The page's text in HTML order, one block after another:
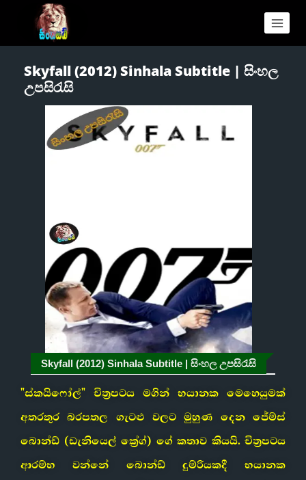
Skyfall (2012) Sinhala Subtitle | සිංහල
උපසිරැසි
Skyfall (2012) Sinhala Subtitle | සිංහල උපසිරැසි
"ස්කයිෆෝල්" චිත්‍රපටය මගින් භයානක මෙහෙයුමක්
අතරතුර බරපතල ගැටළු වලට මුහුණ දෙන ජේම්ස්
බොන්ඩ් (ඩැනියෙල් ක්‍රේග්) ගේ කතාව කියයි. චිත්‍රපටය
ආරම්භ වන්නේ බොන්ඩ් දුම්රියකදී භයානක